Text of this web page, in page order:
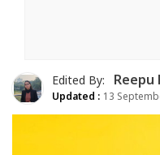
Edited By: Reepu
Updated : 13